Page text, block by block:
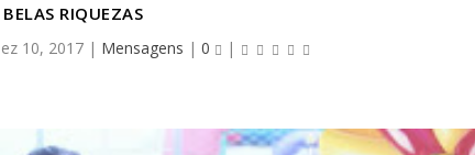
BELAS RIQUEZAS
10, 2017| Mensagens | 0 |